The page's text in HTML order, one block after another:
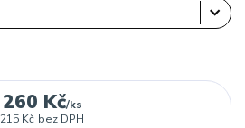
260 Kč/ks
215 Kč bez DPH